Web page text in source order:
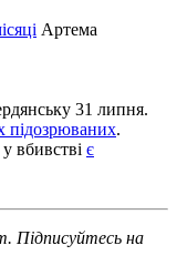
Артема
31 липня.
підозрюваних.
вбивстві є
Підписуйтесь на